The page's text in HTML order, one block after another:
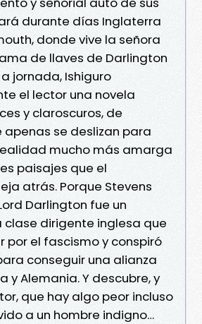
durante días Inglaterra
donde vive la señora
de llaves de Darlington
jornada, Ishiguro
el lector una novela
y claroscuros, de
se deslizan para
mucho más amarga
paisajes que el
atrás. Porque Stevens
Darlington fue un
clase dirigente inglesa que
por el fascismo y conspiró
conseguir una alianza
y Alemania. Y descubre, y
que hay algo peor incluso
a un hombre indigno…